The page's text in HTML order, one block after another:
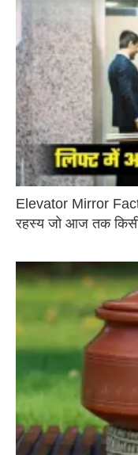
Elevator Mirror
रहस्य जो आज तक